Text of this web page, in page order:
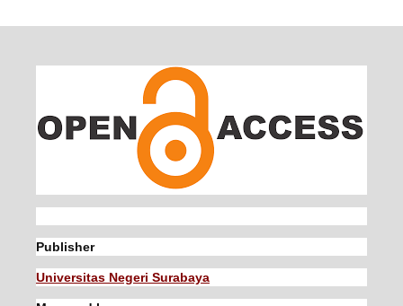
Publisher
Universitas Negeri Surabaya